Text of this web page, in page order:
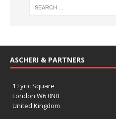
ASCHERI & PARTNERS
1 Lyric Square
London W6 0NB
United Kingdom